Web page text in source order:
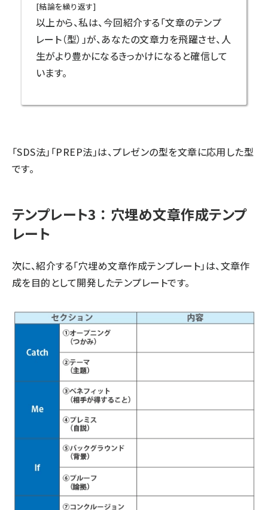
[結論を繰り返す]
以上から、私は、今回紹介する「文章のテンプ
レート（型）」が、あなたの文章力を飛躍させ、人
生がより豊かになるきっかけになると確信して
います。
「SDS法」「PREP法」は、プレゼンの型を文章に応用した型
です。
テンプレート3 ： 穴埋め文章作成テンプ
レート
次に、紹介する「穴埋め文章作成テンプレート」は、文章作
成を目的として開発したテンプレートです。